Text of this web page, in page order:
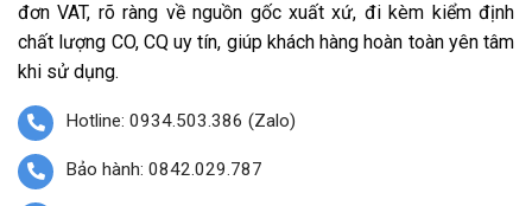
đơn VAT, rõ ràng về nguồn gốc xuất xứ, đi kèm kiểm định
chất lượng CO, CQ uy tín, giúp khách hàng hoàn toàn yên tâm
khi sử dụng.
Hotline: 0934.503.386 (Zalo)
Bảo hành: 0842.029.787